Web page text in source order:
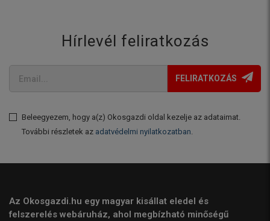
Hírlevél feliratkozás
FELIRATKOZÁS
Beleegyezem, hogy a(z) Okosgazdi oldal kezelje az adataimat.
További részletek az adatvédelmi nyilatkozatban.
Az Okosgazdi.hu egy magyar kisállat eledel és
felszerelés webáruház, ahol megbízható minőségű